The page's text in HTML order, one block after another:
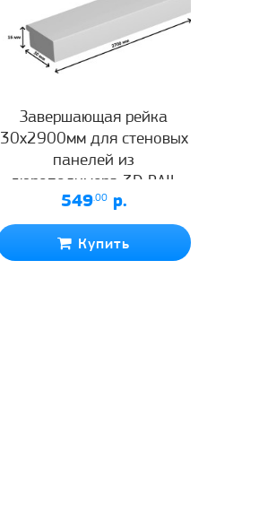
Завершающая рейка
30х2900мм для стеновых
панелей из
дюрополимера 3D RAIL
белая
549.00р.
Купить